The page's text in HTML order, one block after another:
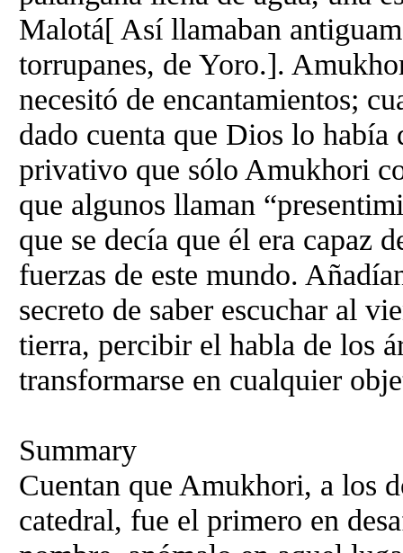
Malotá[ Así llamaban
torrupanes, de Yoro.].
necesitó de encantamientos;
dado cuenta que Dios lo
privativo que sólo Amukhori
que algunos llaman
que se decía que él era capaz
fuerzas de este mundo.
secreto de saber escuchar al
tierra, percibir el habla de los
transformarse en cualquier
Summary
Cuentan que Amukhori, a los
catedral, fue el primero en